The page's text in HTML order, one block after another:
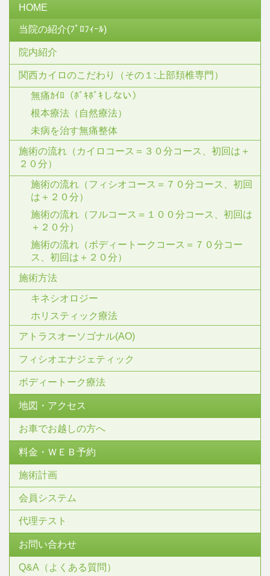
HOME
当院の紹介(ﾌﾟﾛﾌｨｰﾙ)
院内紹介
関西カイロのこだわり（その１:上部頚椎専門）
無痛ｶｲﾛ（ﾎﾞｷﾎﾞｷしない）
根本療法（自然療法）
未病を治す無痛整体
施術の流れ（カイロコース＝３０分コース、初回は＋
２０分）
施術の流れ（フィシオコース＝７０分コース、初回
は＋２０分）
施術の流れ（フルコース＝１００分コース、初回は
＋２０分）
施術の流れ（ボディートークコース＝７０分コー
ス、初回は＋２０分）
施術方法
キネシオロジー
ホリスティック療法
アトラスオーソゴナル(AO)
フィシオエナジェティック
ボディートーク療法
地図・アクセス
お車でお越しの方へ
料金・ＷＥＢ予約
施術計画
会員システム
代理テスト
お問い合わせ
Q&A（よくある質問）